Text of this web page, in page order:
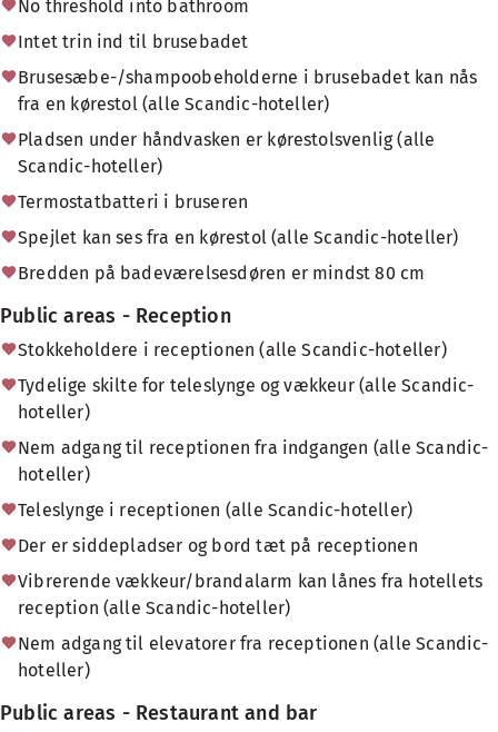
No threshold into bathroom
Intet trin ind til brusebadet
Brusesæbe-/shampoobeholderne i brusebadet kan nås
fra en kørestol (alle Scandic-hoteller)
Pladsen under håndvasken er kørestolsvenlig (alle
Scandic-hoteller)
Termostatbatteri i bruseren
Spejlet kan ses fra en kørestol (alle Scandic-hoteller)
Bredden på badeværelsesdøren er mindst 80 cm
Public areas - Reception
Stokkeholdere i receptionen (alle Scandic-hoteller)
Tydelige skilte for teleslynge og vækkeur (alle Scandic-
hoteller)
Nem adgang til receptionen fra indgangen (alle Scandic-
hoteller)
Teleslynge i receptionen (alle Scandic-hoteller)
Der er siddepladser og bord tæt på receptionen
Vibrerende vækkeur/brandalarm kan lånes fra hotellets
reception (alle Scandic-hoteller)
Nem adgang til elevatorer fra receptionen (alle Scandic-
hoteller)
Public areas - Restaurant and bar